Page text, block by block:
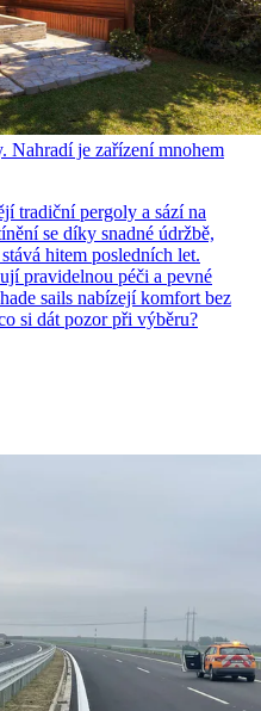
Nahradí je zařízení mnohem
tradiční pergoly a sází na
se díky snadné údržbě,
hitem posledních let.
pravidelnou péči a pevné
sails nabízejí komfort bez
si dát pozor při výběru?